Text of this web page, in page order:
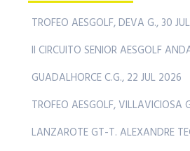
TROFEO AESGOLF, DEVA G., 30
II CIRCUITO SENIOR AESGOLF
GUADALHORCE C.G., 22 JUL 2026
TROFEO AESGOLF, VILLAVICIOSA
LANZAROTE GT-T. ALEXANDRE